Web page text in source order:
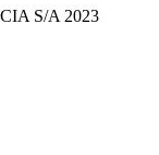
S/A 2023